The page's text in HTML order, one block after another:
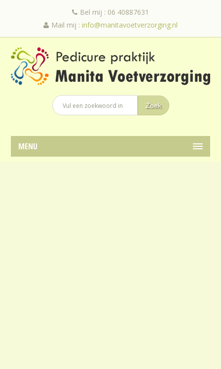
Bel mij : 06 40887631
Mail mij : info@manitavoetverzorging.nl
MENU